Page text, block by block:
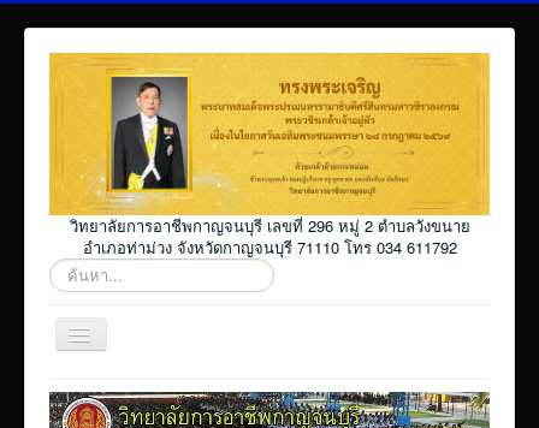
วิทยาลัยการอาชีพกาญจนบุรี เลขที่ 296 หมู่ 2 ตำบลวังขนาย
อำเภอท่าม่วง จังหวัดกาญจนบุรี 71110 โทร 034 611792
ค้นหา...
สลับ
เก
Home